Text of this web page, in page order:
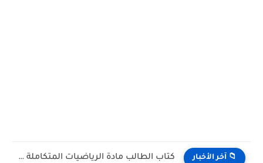
📁 آخر الأخبار كتاب الطالب مادة الرياضيات المتكاملة التاسع ريفيل متقدم الفصل الدراسي...